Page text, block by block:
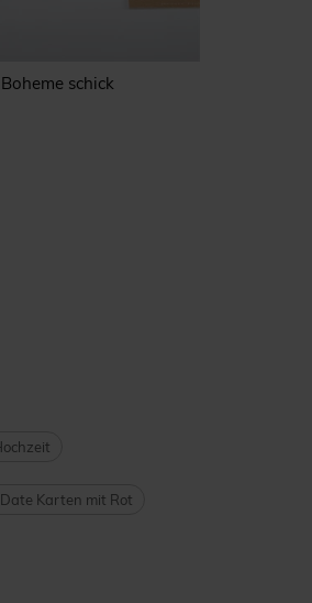
Boheme schick
Karten mit Rot